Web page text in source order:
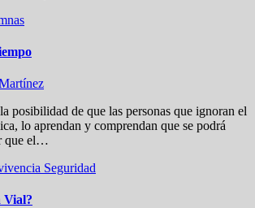
posibilidad de que las personas que ignoran el
lo aprendan y comprendan que se podrá
que el…
Seguridad
Vial?